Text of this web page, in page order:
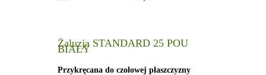
Żaluzja STANDARD 25 POU
BIAŁY
Przykręcana do czołowej płaszczyzny